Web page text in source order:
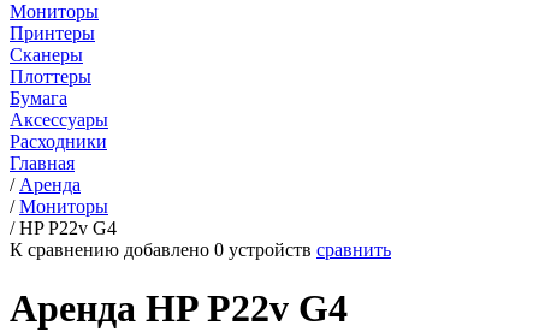
Мониторы
Принтеры
Сканеры
Плоттеры
Бумага
Аксессуары
Расходники
Главная
/ Аренда
/Мониторы
/HP P22v G4
К сравнению добавлено 0 устройств сравнить
Аренда HP P22v G4